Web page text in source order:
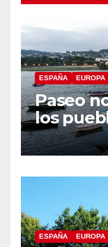
ESPAÑA EUROPA
Paseo
los
Coruña,
ESPAÑA EUROPA